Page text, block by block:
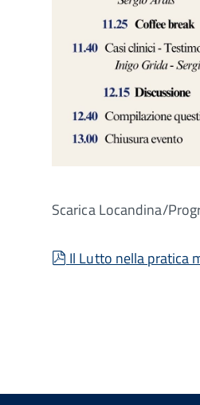
Scarica Locandina/
pdf
Il Lutto nella pratica